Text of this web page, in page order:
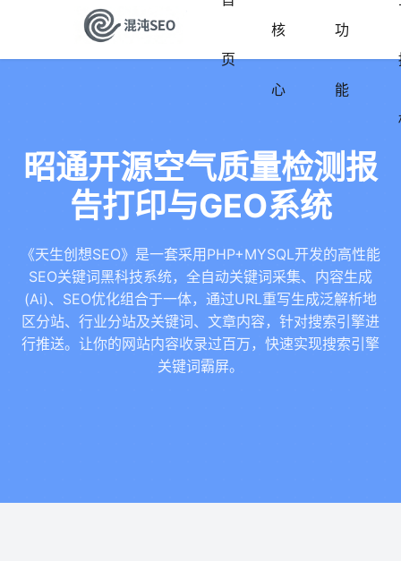
页
核
心
功
能
昭通开源空气质量检测报
告打印与GEO系统
《天生创想SEO》是一套采用PHP+MYSQL开发的高性能
SEO关键词黑科技系统，全自动关键词采集、内容生成
(Ai)、SEO优化组合于一体，通过URL重写生成泛解析地
区分站、行业分站及关键词、文章内容，针对搜索引擎进
行推送。让你的网站内容收录过百万，快速实现搜索引擎
关键词霸屏。